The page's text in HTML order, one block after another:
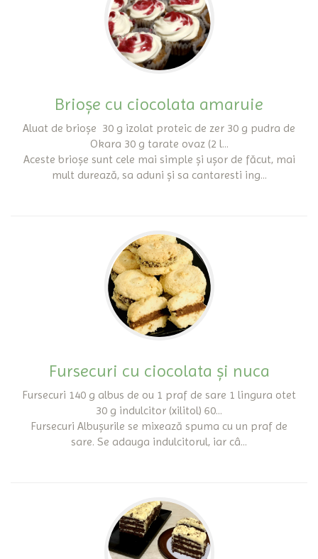
Brioșe cu ciocolata amaruie
Aluat de brioșe 30 g izolat proteic de zer 30 g pudra de
Okara 30 g tarate ovaz (2 l...
Aceste brioșe sunt cele mai simple și ușor de făcut, mai
mult durează, sa aduni și sa cantaresti ing...
Fursecuri cu ciocolata și nuca
Fursecuri 140 g albus de ou 1 praf de sare 1 lingura otet
30 g indulcitor (xilitol) 60...
Fursecuri Albușurile se mixează spuma cu un praf de
sare. Se adauga indulcitorul, iar câ...